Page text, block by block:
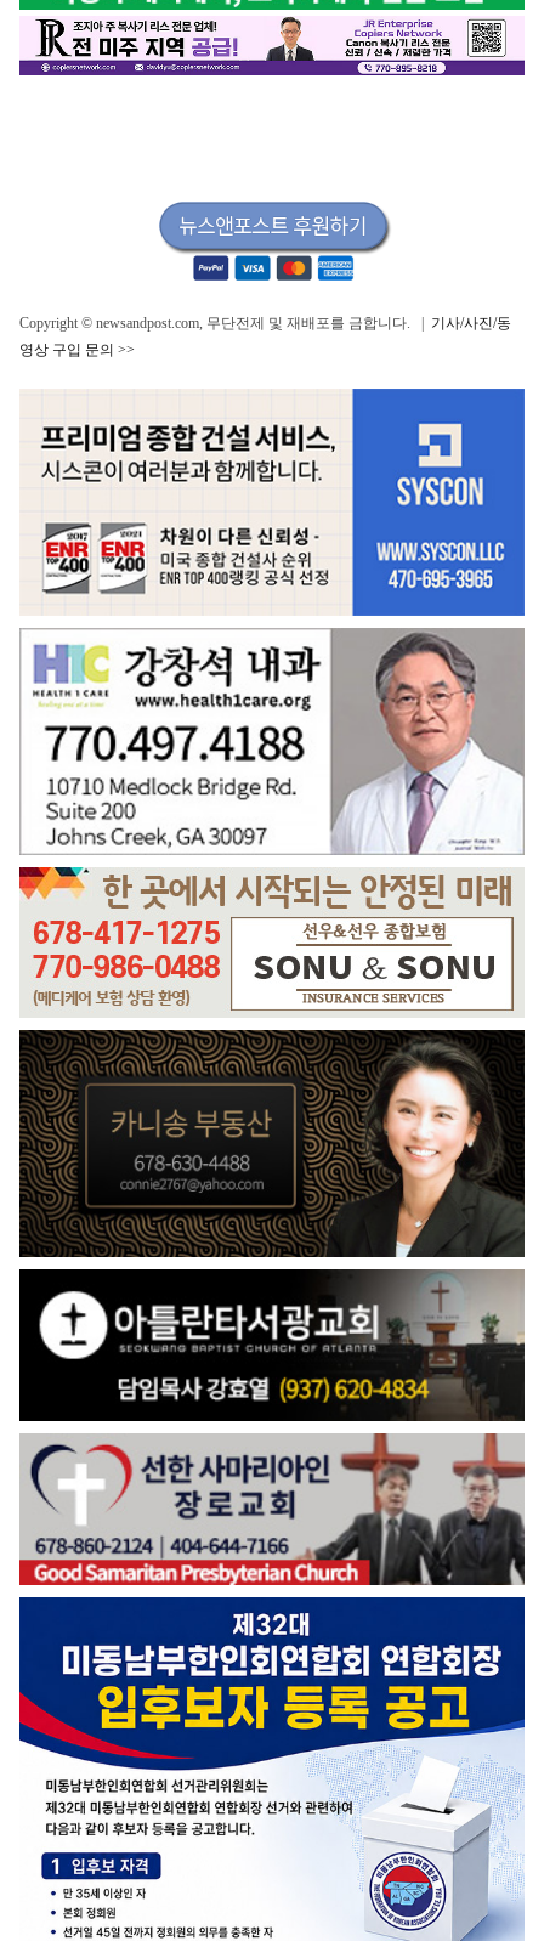
Copyright © newsandpost.com, 무단전제 및 재배포를 금합니다. | 기사/사진/동
영상 구입 문의 >>